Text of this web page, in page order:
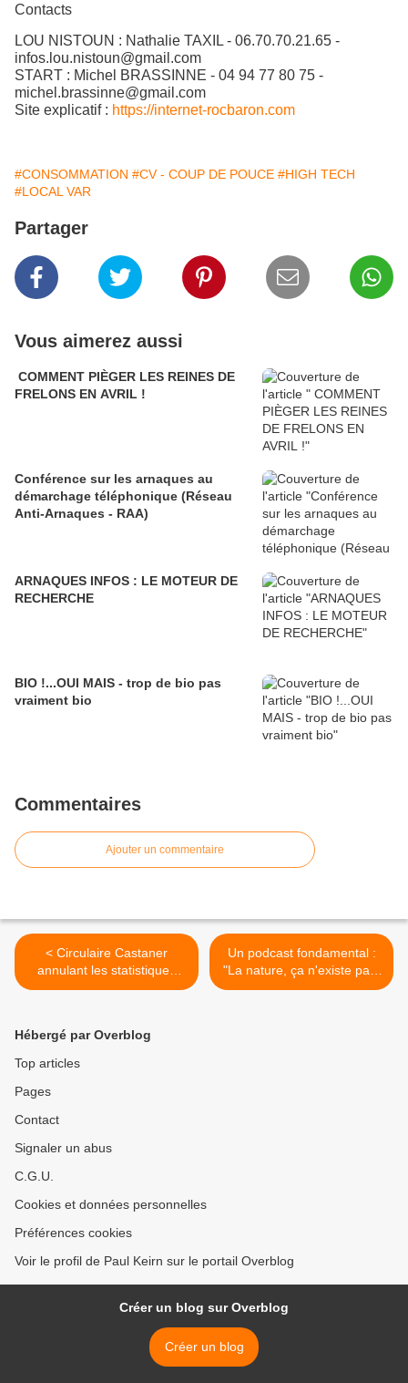
Contacts
LOU NISTOUN : Nathalie TAXIL - 06.70.70.21.65 -
infos.lou.nistoun@gmail.com
START : Michel BRASSINNE - 04 94 77 80 75 -
michel.brassinne@gmail.com
Site explicatif : https://internet-rocbaron.com
#CONSOMMATION #CV - COUP DE POUCE #HIGH TECH
#LOCAL VAR
Partager
Vous aimerez aussi
COMMENT PIÈGER LES REINES DE
FRELONS EN AVRIL !
Conférence sur les arnaques au
démarchage téléphonique (Réseau
Anti-Arnaques - RAA)
ARNAQUES INFOS : LE MOTEUR DE
RECHERCHE
BIO !...OUI MAIS - trop de bio pas
vraiment bio
Commentaires
Ajouter un commentaire
< Circulaire Castaner
annulant les statistiques
des communes de moins
Un podcast fondamental :
"La nature, ça n'existe pas"
par Philippe Descola >
Hébergé par Overblog
Top articles
Pages
Contact
Signaler un abus
C.G.U.
Cookies et données personnelles
Préférences cookies
Voir le profil de Paul Keirn sur le portail Overblog
Créer un blog sur Overblog
Créer un blog